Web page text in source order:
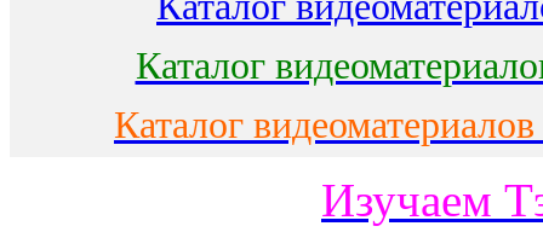
Каталог
Каталог
Изучаем